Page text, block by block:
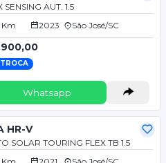
SENSING AUT. 1.5
Km
2023 São José/SC
Whatsapp
HR-V
SOLAR TOURING FLEX TB 1.5